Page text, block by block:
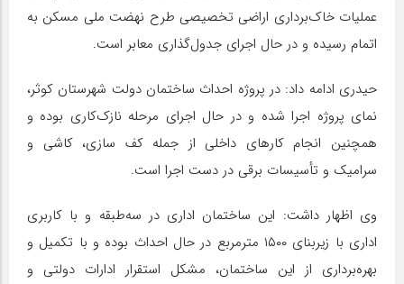
عملیات خاک‌برداری اراضی تخصیصی طرح نهضت ملی مسکن به
اتمام رسیده و در حال اجرای جدول‌گذاری معابر است.
حیدری ادامه داد: در پروژه احداث ساختمان دولت شهرستان کوثر،
نمای پروژه اجرا شده و در حال اجرای مرحله نازک‌کاری بوده و
همچنین انجام کارهای داخلی از جمله کف سازی، کاشی و
سرامیک و تأسیسات برقی در دست اجرا است.
وی اظهار داشت: این ساختمان اداری در سه‌طبقه و با کاربری
اداری با زیربنای ۱۵۰۰ مترمربع در حال احداث بوده و با تکمیل و
بهره‌برداری از این ساختمان، مشکل استقرار ادارات دولتی و